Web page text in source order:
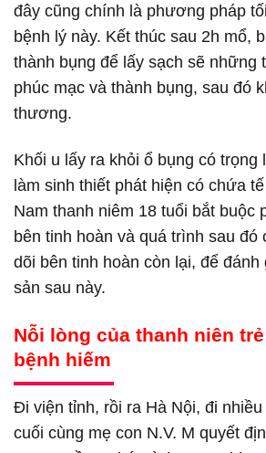
đây cũng chính là phương pháp
bệnh lý này. Kết thúc sau 2h mổ,
thành bụng để lấy sạch sẽ những
phúc mạc và thành bụng, sau đó
thương.
Khối u lấy ra khỏi ổ bụng có
làm sinh thiết phát hiện có chứa
Nam thanh niêm 18 tuổi bắt buộc
bên tinh hoàn và quá trình sau đó
dõi bên tinh hoàn còn lại, để đánh
sản sau này.
Nỗi lòng của thanh niên
bệnh hiếm
Đi viện tỉnh, rồi ra Hà Nội, đi
cuối cùng mẹ con N.V. M quyết